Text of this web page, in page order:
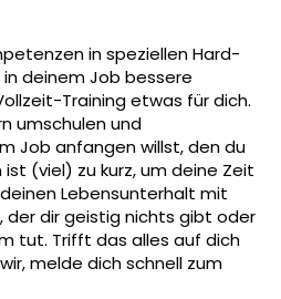
in speziellen Hard-
in deinem Job bessere
Training etwas für dich.
umschulen und
Job anfangen willst, den du
ist (viel) zu kurz, um deine Zeit
Lebensunterhalt mit
der dir geistig nichts gibt oder
tut. Trifft das alles auf dich
melde dich schnell zum